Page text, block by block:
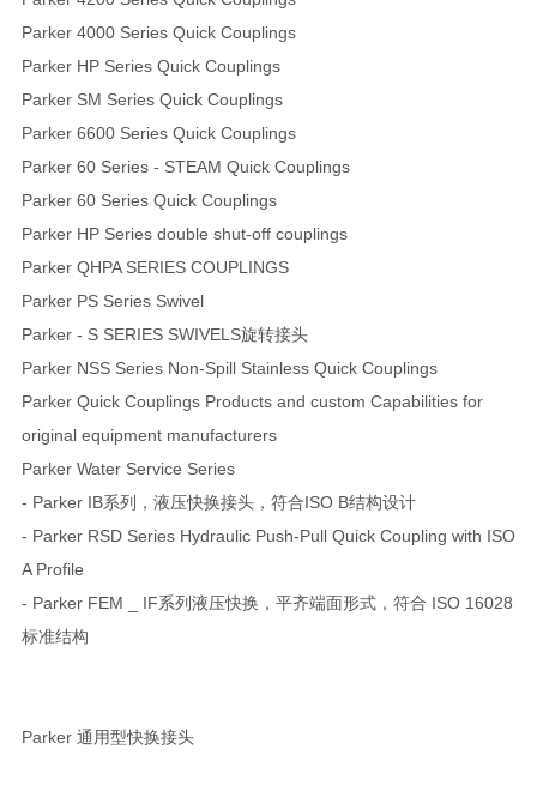
Parker 4000 Series Quick Couplings
Parker HP Series Quick Couplings
Parker SM Series Quick Couplings
Parker 6600 Series Quick Couplings
Parker 60 Series - STEAM Quick Couplings
Parker 60 Series Quick Couplings
Parker HP Series double shut-off couplings
Parker QHPA SERIES COUPLINGS
Parker PS Series Swivel
Parker - S SERIES SWIVELS旋转接头
Parker NSS Series Non-Spill Stainless Quick Couplings
Parker Quick Couplings Products and custom Capabilities for
original equipment manufacturers
Parker Water Service Series
- Parker IB系列，液压快换接头，符合ISO B结构设计
- Parker RSD Series Hydraulic Push-Pull Quick Coupling with ISO
A Profile
- Parker FEM _ IF系列液压快换，平齐端面形式，符合 ISO 16028
标准结构
Parker 通用型快换接头